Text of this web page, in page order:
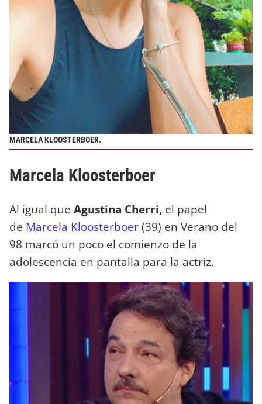
MARCELA KLOOSTERBOER.
Marcela Kloosterboer
Al igual que Agustina Cherri, el papel
de Marcela Kloosterboer(39) en Verano del
98 marcó un poco el comienzo de la
adolescencia en pantalla para la actriz.